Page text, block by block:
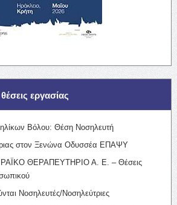
εργασίας
Βόλου: Θέση Νοσηλευτή
στον Ξενώνα Οδυσσέα ΕΠΑΨΥ
ΘΕΡΑΠΕΥΤΗΡΙΟ Α. Ε. – Θέσεις
Νοσηλευτές/Νοσηλεύτριες